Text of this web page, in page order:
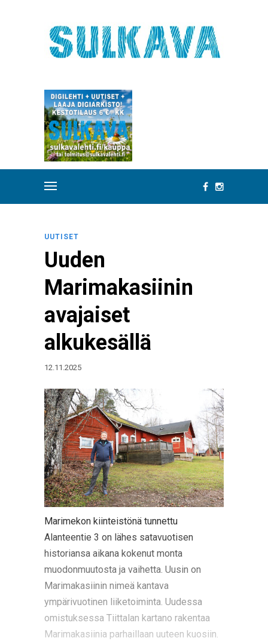
UUTISET
Uuden
Marimakasiinin
avajaiset
alkukesällä
12.11.2025
Marimekon kiinteistönä tunnettu
Alanteentie 3 on lähes satavuotisen
historiansa aikana kokenut monta
muodonmuutosta ja vaihetta. Uusin on
Marimakasiinin nimeä kantava
ympärivuotinen liiketoiminta. Uudessa
omistuksessa Tiittalan kartano rakentaa
Marimakasiinia parhaillaan uuteen kuosiin.